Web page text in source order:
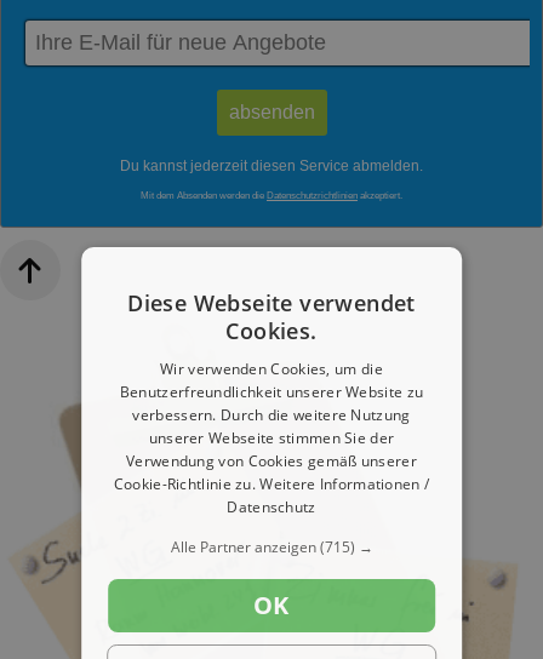
Du kannst jederzeit diesen Service abmelden.
Mit dem Absenden werden die Datenschutzrichtlinien akzeptiert.
Diese Webseite verwendet
Cookies.
Wir verwenden Cookies, um die
Benutzerfreundlichkeit unserer Website zu
verbessern. Durch die weitere Nutzung
unserer Webseite stimmen Sie der
Verwendung von Cookies gemäß unserer
Cookie-Richtlinie zu.Weitere Informationen /
Datenschutz
Alle Partner anzeigen(715) →
OK